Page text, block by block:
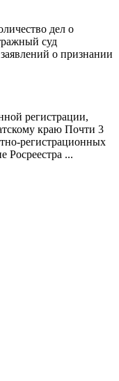
дел о
суд
о признании
регистрации,
краю Почти 3
регистрационных
Росреестра ...